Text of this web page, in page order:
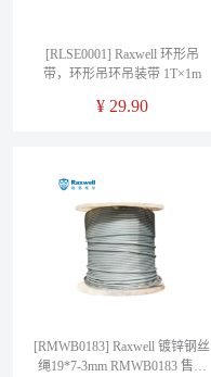
[RLSE0001] Raxwell 环形吊
带，环形吊环吊装带 1T×1m
¥ 29.90
[RMWB0183] Raxwell 镀锌钢丝
绳19*7-3mm RMWB0183 售卖